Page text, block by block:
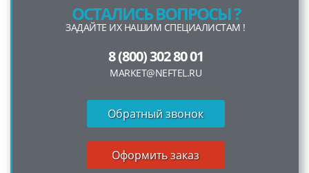
ОСТАЛИСЬ ВОПРОСЫ ?
ЗАДАЙТЕ ИХ НАШИМ СПЕЦИАЛИСТАМ !
8 (800) 302 80 01
MARKET@NEFTEL.RU
Обратный звонок
Оформить заказ